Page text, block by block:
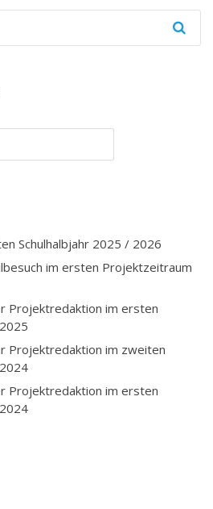
Schulhalbjahr 2025 / 2026
im ersten Projektzeitraum
Projektredaktion im ersten
Projektredaktion im zweiten
Projektredaktion im ersten